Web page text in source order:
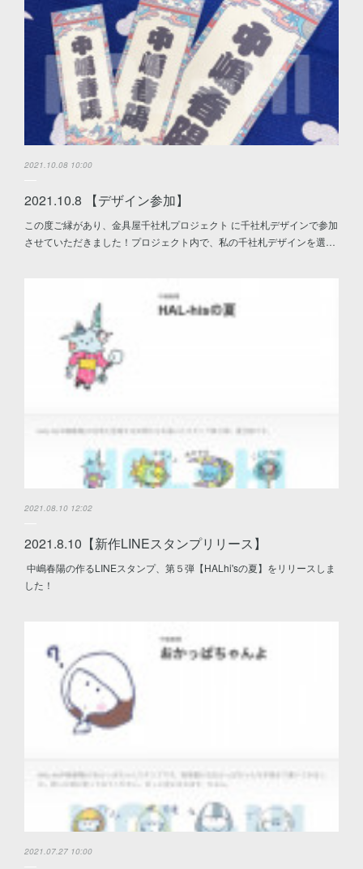
2021.10.08 10:00
2021.10.8 【デザイン参加】
この度ご縁があり、金具屋千社札プロジェクト に千社札デザインで参加
させていただきました！プロジェクト内で、私の千社札デザインを選…
2021.08.10 12:02
2021.8.10【新作LINEスタンプリリース】
中嶋春陽の作るLINEスタンプ、第５弾【HALhi'sの夏】をリリースしま
した！
2021.07.27 10:00